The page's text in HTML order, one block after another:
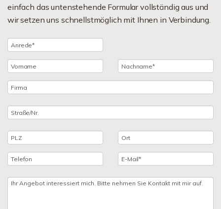
einfach das untenstehende Formular vollständig aus und
wir setzen uns schnellstmöglich mit Ihnen in Verbindung.